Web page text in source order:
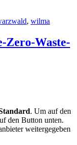
, wilma
Zero-Waste-
. Um auf den
den Button unten.
weitergegeben